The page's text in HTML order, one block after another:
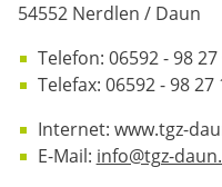
54552 Nerdlen / Daun
Telefon: 06592 - 98 27
Telefax: 06592 - 98 27
Internet: www.tgz-
E-Mail: info@tgz-